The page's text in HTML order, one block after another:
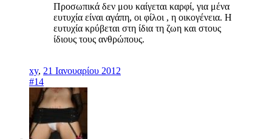
Προσωπικά δεν μου καίγεται καρφί, για μένα
ευτυχία είναι αγάπη, οι φίλοι , η οικογένεια. Η
ευτυχία κρύβεται στη ίδια τη ζωη και στους
ίδιους τους ανθρώπους.
xy, 21 Ιανουαρίου 2012
#14